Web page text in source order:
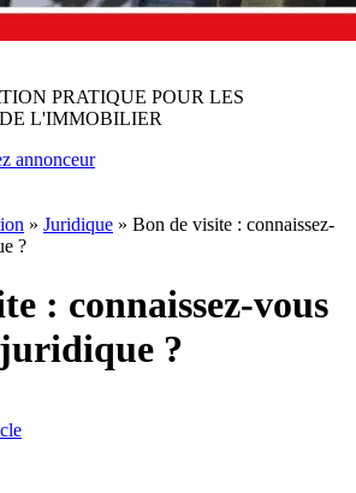
PRATIQUE POUR LES
L'IMMOBILIER
annonceur
» Juridique » Bon de visite : connaissez-
?
: connaissez-vous
?